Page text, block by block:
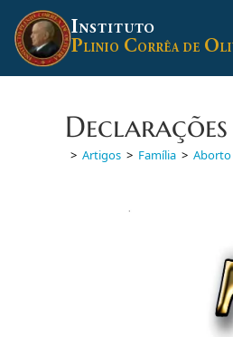
para
conteúdo
INSTITUTO
PLINIO CORRÊA DE O
> Artigos > Família > Aborto